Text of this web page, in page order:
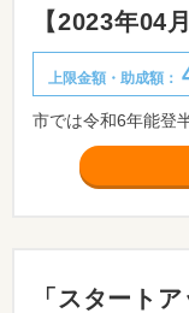
【2023年04
上限金額・助成額：
「スタート